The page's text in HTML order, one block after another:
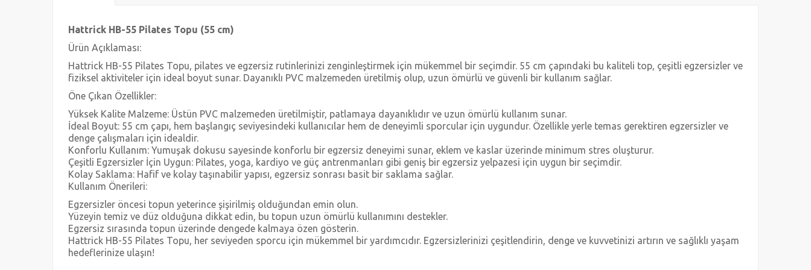
Hattrick HB-55 Pilates Topu (55 cm)
Ürün Açıklaması:
Hattrick HB-55 Pilates Topu, pilates ve egzersiz rutinlerinizi zenginleştirmek için mükemmel bir seçimdir. 55 cm çapındaki bu kaliteli top, çeşitli egzersizler ve
fiziksel aktiviteler için ideal boyut sunar. Dayanıklı PVC malzemeden üretilmiş olup, uzun ömürlü ve güvenli bir kullanım sağlar.
Öne Çıkan Özellikler:
Yüksek Kalite Malzeme: Üstün PVC malzemeden üretilmiştir, patlamaya dayanıklıdır ve uzun ömürlü kullanım sunar.
İdeal Boyut: 55 cm çapı, hem başlangıç seviyesindeki kullanıcılar hem de deneyimli sporcular için uygundur. Özellikle yerle temas gerektiren egzersizler ve
denge çalışmaları için idealdir.
Konforlu Kullanım: Yumuşak dokusu sayesinde konforlu bir egzersiz deneyimi sunar, eklem ve kaslar üzerinde minimum stres oluşturur.
Çeşitli Egzersizler İçin Uygun: Pilates, yoga, kardiyo ve güç antrenmanları gibi geniş bir egzersiz yelpazesi için uygun bir seçimdir.
Kolay Saklama: Hafif ve kolay taşınabilir yapısı, egzersiz sonrası basit bir saklama sağlar.
Kullanım Önerileri:
Egzersizler öncesi topun yeterince şişirilmiş olduğundan emin olun.
Yüzeyin temiz ve düz olduğuna dikkat edin, bu topun uzun ömürlü kullanımını destekler.
Egzersiz sırasında topun üzerinde dengede kalmaya özen gösterin.
Hattrick HB-55 Pilates Topu, her seviyeden sporcu için mükemmel bir yardımcıdır. Egzersizlerinizi çeşitlendirin, denge ve kuvvetinizi artırın ve sağlıklı yaşam
hedeflerinize ulaşın!